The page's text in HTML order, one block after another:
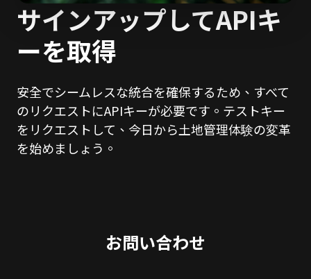
サインアップしてAPIキ
ーを取得
安全でシームレスな統合を確保するため、すべて
のリクエストにAPIキーが必要です。テストキー
をリクエストして、今日から土地管理体験の変革
を始めましょう。
お問い合わせ